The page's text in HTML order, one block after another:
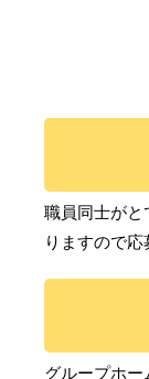
職員同士がと
りますので応
グループホ